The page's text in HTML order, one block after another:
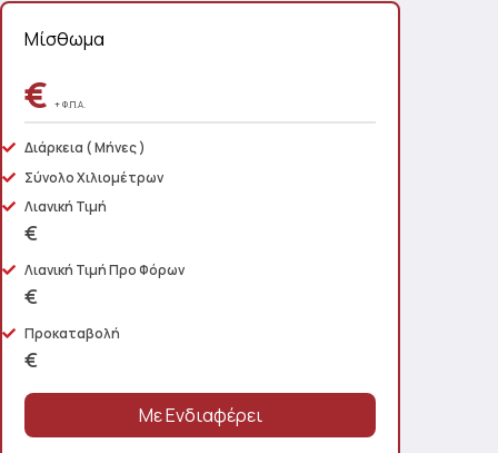
Μίσθωμα
€ + Φ.Π.Α.
Διάρκεια ( Μήνες )
Σύνολο Χιλιομέτρων
Λιανική Τιμή
€
Λιανική Τιμή Προ Φόρων
€
Προκαταβολή
€